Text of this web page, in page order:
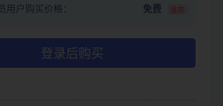
用户购买价格： 免费 推荐
登录后购买